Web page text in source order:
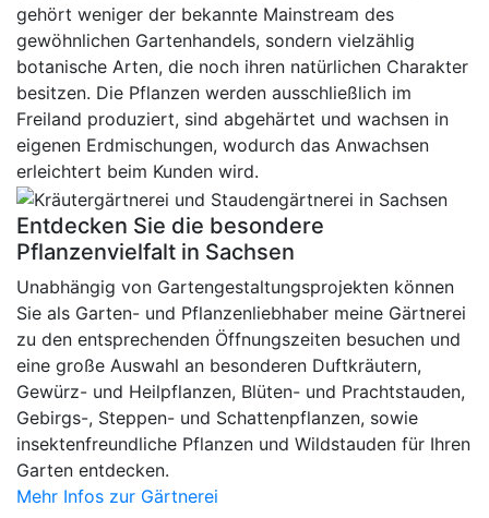
gehört weniger der bekannte Mainstream des
gewöhnlichen Gartenhandels, sondern vielzählig
botanische Arten, die noch ihren natürlichen Charakter
besitzen. Die Pflanzen werden ausschließlich im
Freiland produziert, sind abgehärtet und wachsen in
eigenen Erdmischungen, wodurch das Anwachsen
erleichtert beim Kunden wird.
Entdecken Sie die besondere
Pflanzenvielfalt in Sachsen
Unabhängig von Gartengestaltungsprojekten können
Sie als Garten- und Pflanzenliebhaber meine Gärtnerei
zu den entsprechenden Öffnungszeiten besuchen und
eine große Auswahl an besonderen Duftkräutern,
Gewürz- und Heilpflanzen, Blüten- und Prachtstauden,
Gebirgs-, Steppen- und Schattenpflanzen, sowie
insektenfreundliche Pflanzen und Wildstauden für Ihren
Garten entdecken.
Mehr Infos zur Gärtnerei